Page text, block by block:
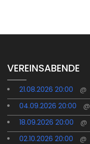
VEREINSABENDE
21.08.2026 20:00 @
04.09.2026 20:00
@
18.09.2026 20:00
@
02.10.2026 20:00
@